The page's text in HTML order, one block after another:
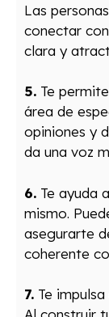
Las
conectar
clara y
5. Te
área de
opiniones y
da una voz
6. Te ayuda
mismo.
asegurarte
coherente
7. Te